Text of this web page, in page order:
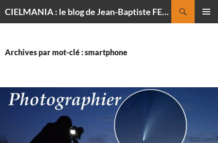
CIELMANIA : le blog de Jean-Baptiste FELDMANN, photographe du ciel
Archives par mot-clé : smartphone